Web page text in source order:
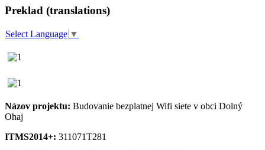
Preklad (translations)
Select Language ▼
Názov projektu: Budovanie bezplatnej Wifi siete v obci Dolný
Ohaj
ITMS2014+: 311071T281